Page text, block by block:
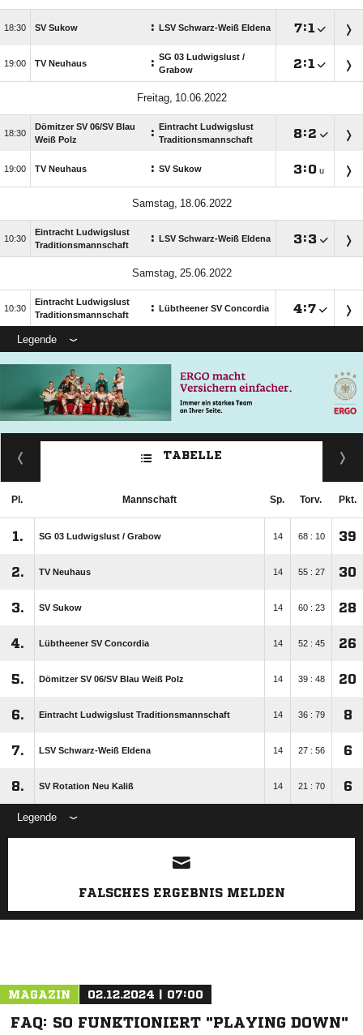
 SV Sukow : LSV Schwarz-Weiß Eldena :
 TV Neuhaus : SG 03 Ludwigslust /​
Grabow
:
 

Dömitzer SV 06/​SV Blau
Weiß Polz
: Eintracht Ludwigslust
Traditionsmannschaft
:
 TV Neuhaus : SV Sukow : u
 

Eintracht Ludwigslust
Traditionsmannschaft
: LSV Schwarz-Weiß Eldena :
 

Eintracht Ludwigslust
Traditionsmannschaft
: Lübtheener SV Concordia :
Legende
TABELLE
Pl. Mannschaft Sp. Torv. Pkt.
1. SG 03 Ludwigslust /​ Grabow 14 68 : 10 39
2. TV Neuhaus 14 55 : 27 30
3. SV Sukow 14 60 : 23 28
4. Lübtheener SV Concordia 14 52 : 45 26
5. Dömitzer SV 06/​SV Blau Weiß Polz 14 39 : 48 20
6. Eintracht Ludwigslust Traditionsmannschaft 14 36 : 79 8
7. LSV Schwarz-Weiß Eldena 14 27 : 56 6
8. SV Rotation Neu Kaliß 14 21 : 70 6
Legende
ANZEIGE
FALSCHES ERGEBNIS MELDEN
MAGAZIN 02.12.2024 | 07:00
FAQ: SO FUNKTIONIERT "PLAYING DOWN"